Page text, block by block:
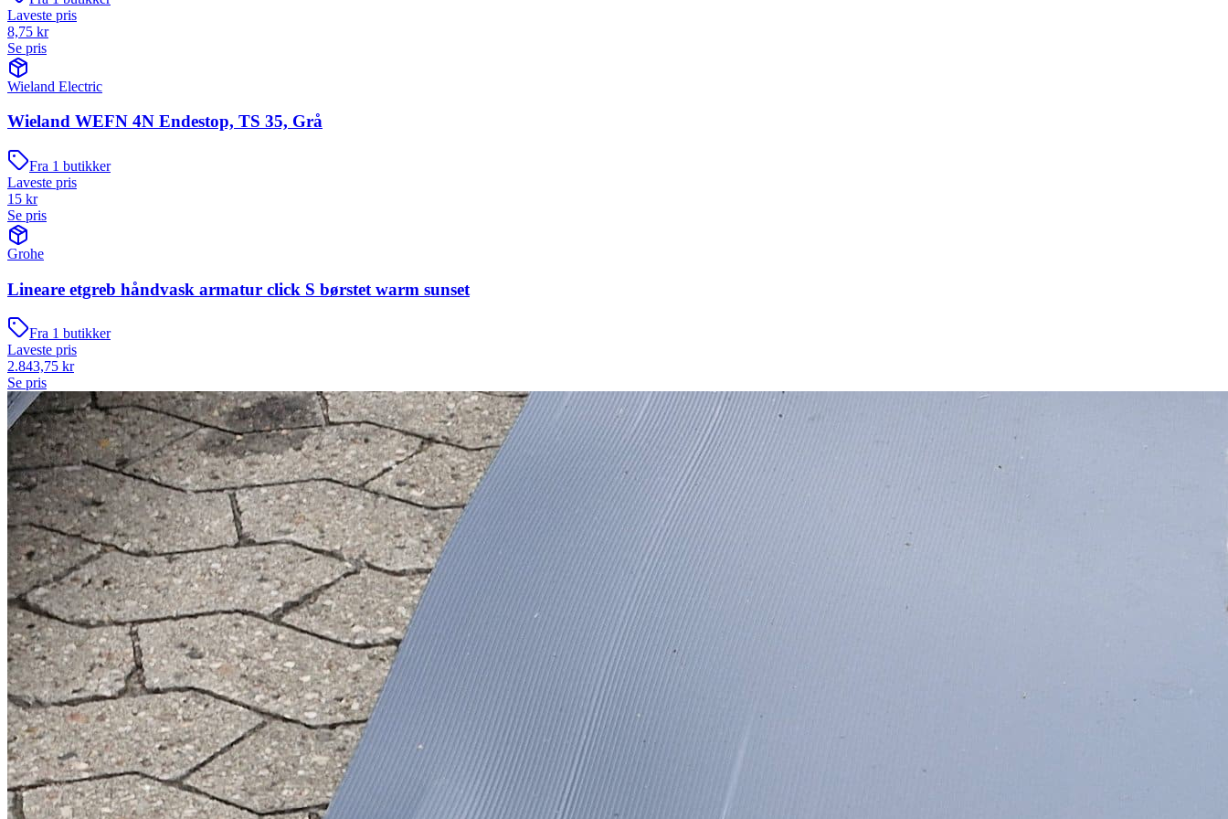
Laveste pris
8,75 kr
Se pris
Wieland Electric
Wieland WEFN 4N Endestop, TS 35, Grå
Fra 1 butikker
Laveste pris
15 kr
Se pris
Grohe
Lineare etgreb håndvask armatur click S børstet warm sunset
Fra 1 butikker
Laveste pris
2.843,75 kr
Se pris